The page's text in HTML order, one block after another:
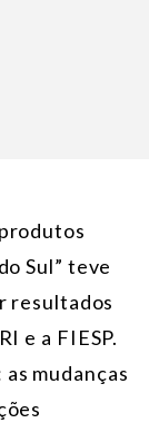
Sul” teve
resultados
e a FIESP.
mudanças